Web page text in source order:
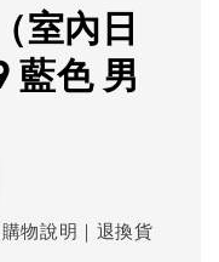
室內日
藍色 男
物說明｜退換貨